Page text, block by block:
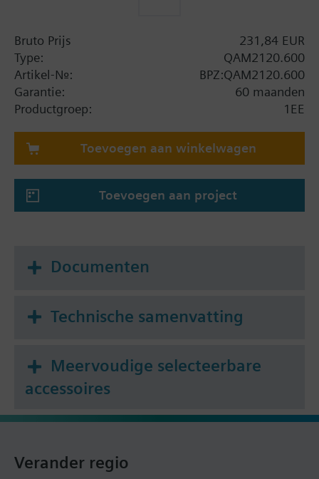
Bruto Prijs
231,84 EUR
Type:
QAM2120.600
Artikel-Nr.:
BPZ:QAM2120.600
Garantie:
60 maanden
Productgroep:
1EE
Toevoegen aan winkelwagen
Toevoegen aan project
Documenten
Technische samenvatting
Meervoudige selecteerbare
accessoires
Verander regio